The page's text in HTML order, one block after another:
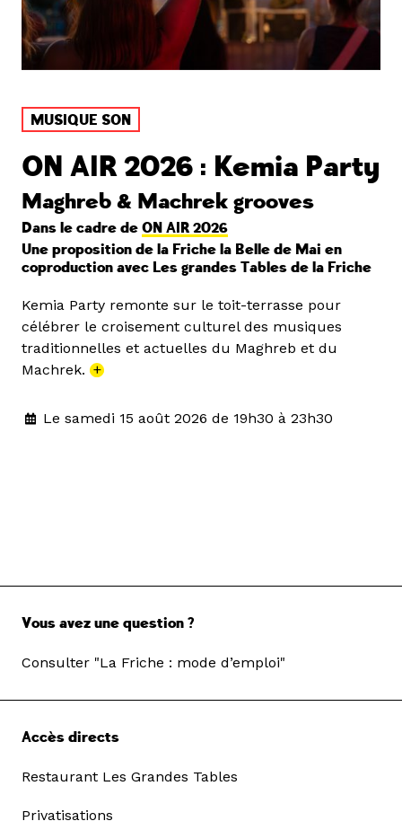
MUSIQUE SON
ON AIR 2026 : Kemia Party
Maghreb & Machrek grooves
Dans le cadre de ON AIR 2026
Une proposition de la Friche la Belle de Mai en
coproduction avec Les grandes Tables de la Friche
Kemia Party remonte sur le toit-terrasse pour
célébrer le croisement culturel des musiques
traditionnelles et actuelles du Maghreb et du
Machrek. +
Le samedi 15 août 2026 de 19h30 à 23h30
Vous avez une question ?
Consulter "La Friche : mode d’emploi"
Accès directs
Restaurant Les Grandes Tables
Privatisations